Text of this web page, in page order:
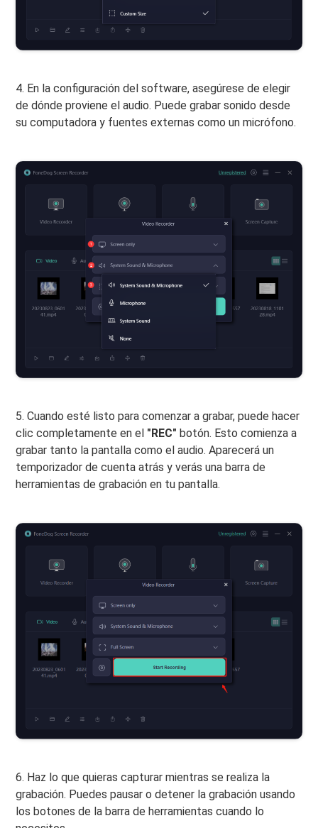
4. En la configuración del software, asegúrese de elegir
de dónde proviene el audio. Puede grabar sonido desde
su computadora y fuentes externas como un micrófono.
5. Cuando esté listo para comenzar a grabar, puede hacer
clic completamente en el "REC" botón. Esto comienza a
grabar tanto la pantalla como el audio. Aparecerá un
temporizador de cuenta atrás y verás una barra de
herramientas de grabación en tu pantalla.
6. Haz lo que quieras capturar mientras se realiza la
grabación. Puedes pausar o detener la grabación usando
los botones de la barra de herramientas cuando lo